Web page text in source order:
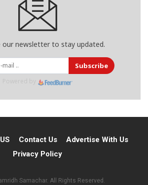
our newsletter to stay updated.
Subscribe
Contact Us
Advertise With Us
Privacy Policy
Samachar. All Rights Reserved.